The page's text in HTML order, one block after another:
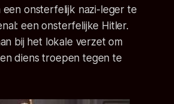
een onsterfelijk nazi-leger te
een onsterfelijke Hitler.
bij het lokale verzet om
diens troepen tegen te